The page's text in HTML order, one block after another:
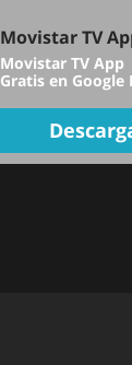
Movistar TV
Movistar TV App
Gratis en Google